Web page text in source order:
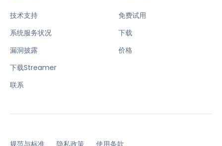
技术支持
系统服务状况
漏洞披露
下载Streamer
联系
免费试用
下载
价格
规范与标准 隐私政策 使用条款